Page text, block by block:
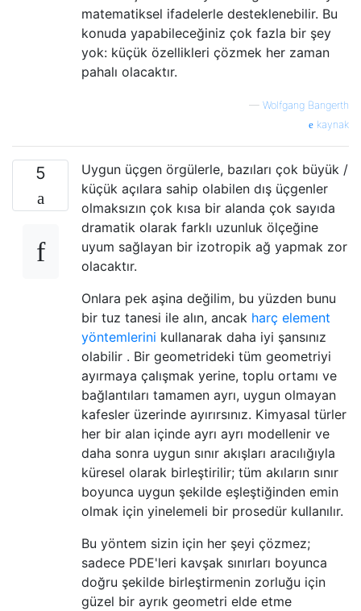
matematiksel ifadelerle desteklenebilir. Bu
konuda yapabileceğiniz çok fazla bir şey
yok: küçük özellikleri çözmek her zaman
pahalı olacaktır.
— Wolfgang Bangerth
kaynak
5
Uygun üçgen örgülerle, bazıları çok büyük /
küçük açılara sahip olabilen dış üçgenler
olmaksızın çok kısa bir alanda çok sayıda
dramatik olarak farklı uzunluk ölçeğine
uyum sağlayan bir izotropik ağ yapmak zor
olacaktır.
Onlara pek aşina değilim, bu yüzden bunu
bir tuz tanesi ile alın, ancak harç element
yöntemlerini kullanarak daha iyi şansınız
olabilir . Bir geometrideki tüm geometriyi
ayırmaya çalışmak yerine, toplu ortamı ve
bağlantıları tamamen ayrı, uygun olmayan
kafesler üzerinde ayırırsınız. Kimyasal türler
her bir alan içinde ayrı ayrı modellenir ve
daha sonra uygun sınır akışları aracılığıyla
küresel olarak birleştirilir; tüm akıların sınır
boyunca uygun şekilde eşleştiğinden emin
olmak için yinelemeli bir prosedür kullanılır.
Bu yöntem sizin için her şeyi çözmez;
sadece PDE'leri kavşak sınırları boyunca
doğru şekilde birleştirmenin zorluğu için
güzel bir ayrık geometri elde etme